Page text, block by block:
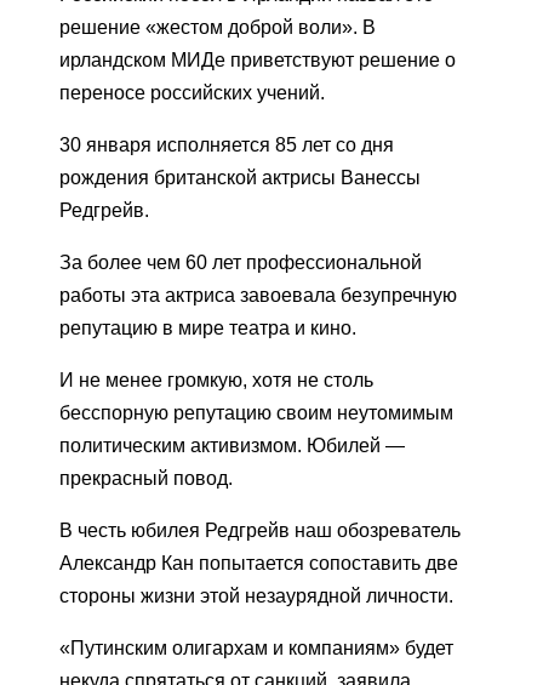
решение «жестом доброй воли». В
ирландском МИДе приветствуют решение о
переносе российских учений.
30 января исполняется 85 лет со дня
рождения британской актрисы Ванессы
Редгрейв.
За более чем 60 лет профессиональной
работы эта актриса завоевала безупречную
репутацию в мире театра и кино.
И не менее громкую, хотя не столь
бесспорную репутацию своим неутомимым
политическим активизмом. Юбилей —
прекрасный повод.
В честь юбилея Редгрейв наш обозреватель
Александр Кан попытается сопоставить две
стороны жизни этой незаурядной личности.
«Путинским олигархам и компаниям» будет